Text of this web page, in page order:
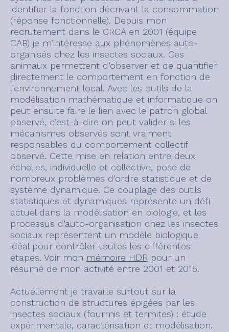
identifier la fonction décrivant la consommation
(réponse fonctionnelle). Depuis mon
recrutement dans le CRCA en 2001 (équipe
CAB) je m’intéresse aux phénomènes auto-
organisés chez les insectes sociaux. Ces
animaux permettent d’observer et de quantifier
directement le comportement en fonction de
l'environnement local. Avec les outils de la
modélisation mathématique et informatique on
peut ensuite faire le lien avec le patron global
observé, c’est-à-dire on peut valider si les
mécanismes observés sont vraiment
responsables du comportement collectif
observé. Cette mise en relation entre deux
échelles, individuelle et collective, pose de
nombreux problèmes d’ordre statistique et de
système dynamique. Ce couplage des outils
statistiques et dynamiques représente un défi
actuel dans la modélisation en biologie, et les
processus d’auto-organisation chez les insectes
sociaux représentent un modèle biologique
idéal pour contrôler toutes les différentes
étapes. Voir mon mémoire HDR pour un
résumé de mon activité entre 2001 et 2015.
Actuellement je travaille surtout sur la
construction de structures épigées par les
insectes sociaux (fourmis et termites) : étude
expérimentale, caractérisation et modélisation.